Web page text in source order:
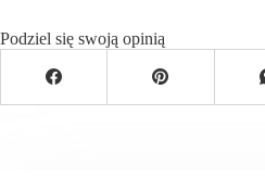
Podziel się swoją opinią